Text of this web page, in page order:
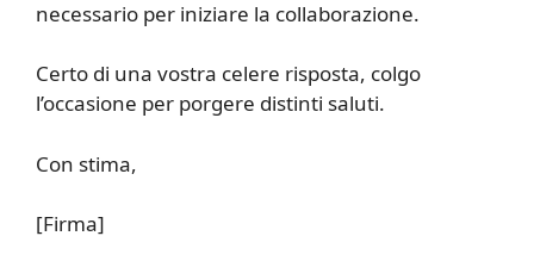
necessario per iniziare la collaborazione.
Certo di una vostra celere risposta, colgo
l’occasione per porgere distinti saluti.
Con stima,
[Firma]